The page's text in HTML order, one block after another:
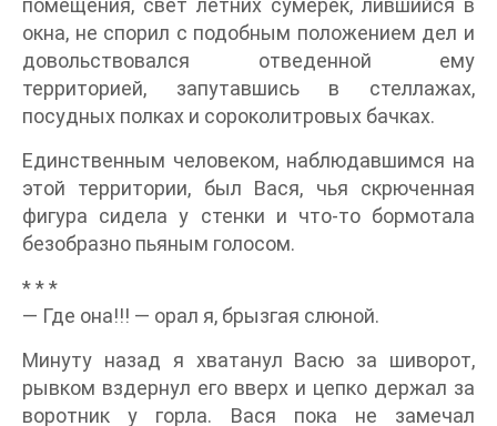
помещения, свет летних сумерек, лившийся в
окна, не спорил с подобным положением дел и
довольствовался отведенной ему
территорией, запутавшись в стеллажах,
посудных полках и сороколитровых бачках.
Единственным человеком, наблюдавшимся на
этой территории, был Вася, чья скрюченная
фигура сидела у стенки и что-то бормотала
безобразно пьяным голосом.
* * *
— Где она!!! — орал я, брызгая слюной.
Минуту назад я хватанул Васю за шиворот,
рывком вздернул его вверх и цепко держал за
воротник у горла. Вася пока не замечал